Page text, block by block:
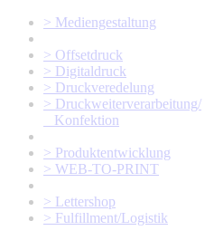
> Mediengestaltung
> Offsetdruck
> Digitaldruck
> Druckveredelung
> Druckweiterverarbeitung/
Konfektion
> Produktentwicklung
> WEB-TO-PRINT
> Lettershop
> Fulfillment/Logistik